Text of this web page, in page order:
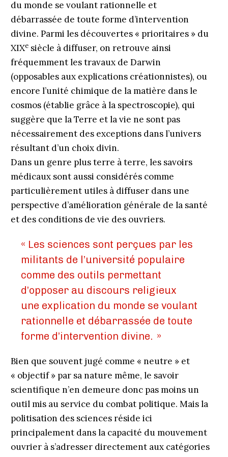
du monde se voulant rationnelle et
débarrassée de toute forme d’intervention
divine. Parmi les découvertes « prioritaires » du
XIXesiècle à diffuser, on retrouve ainsi
fréquemment les travaux de Darwin
(opposables aux explications créationnistes), ou
encore l’unité chimique de la matière dans le
cosmos (établie grâce à la spectroscopie), qui
suggère que la Terre et la vie ne sont pas
nécessairement des exceptions dans l’univers
résultant d’un choix divin.
Dans un genre plus terre à terre, les savoirs
médicaux sont aussi considérés comme
particulièrement utiles à diffuser dans une
perspective d’amélioration générale de la santé
et des conditions de vie des ouvriers.
« Les sciences sont perçues par les
militants de l’université populaire
comme des outils permettant
d’opposer au discours religieux
une explication du monde se voulant
rationnelle et débarrassée de toute
forme d’intervention divine. »
Bien que souvent jugé comme « neutre » et
« objectif » par sa nature même, le savoir
scientifique n’en demeure donc pas moins un
outil mis au service du combat politique. Mais la
politisation des sciences réside ici
principalement dans la capacité du mouvement
ouvrier à s’adresser directement aux catégories